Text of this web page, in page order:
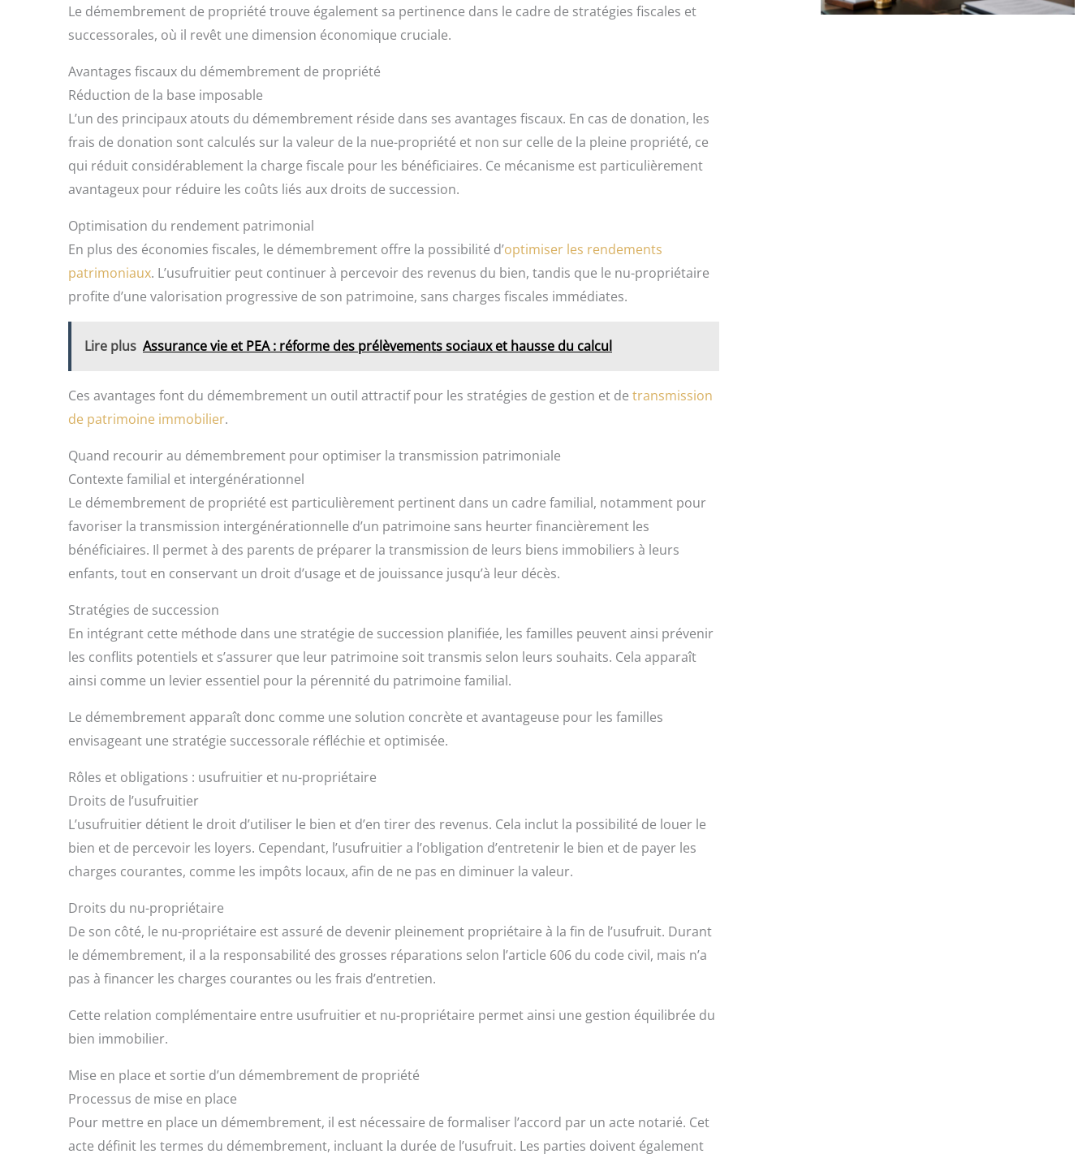
Le démembrement de propriété trouve également sa pertinence dans le cadre de stratégies fiscales et
successorales, où il revêt une dimension économique cruciale.
Avantages fiscaux du démembrement de propriété
Réduction de la base imposable
L’un des principaux atouts du démembrement réside dans ses avantages fiscaux. En cas de donation, les
frais de donation sont calculés sur la valeur de la nue-propriété et non sur celle de la pleine propriété, ce
qui réduit considérablement la charge fiscale pour les bénéficiaires. Ce mécanisme est particulièrement
avantageux pour réduire les coûts liés aux droits de succession.
Optimisation du rendement patrimonial
En plus des économies fiscales, le démembrement offre la possibilité d’optimiser les rendements
patrimoniaux. L’usufruitier peut continuer à percevoir des revenus du bien, tandis que le nu-propriétaire
profite d’une valorisation progressive de son patrimoine, sans charges fiscales immédiates.
Lire plus Assurance vie et PEA : réforme des prélèvements sociaux et hausse du calcul
Ces avantages font du démembrement un outil attractif pour les stratégies de gestion et de transmission
de patrimoine immobilier.
Quand recourir au démembrement pour optimiser la transmission patrimoniale
Contexte familial et intergénérationnel
Le démembrement de propriété est particulièrement pertinent dans un cadre familial, notamment pour
favoriser la transmission intergénérationnelle d’un patrimoine sans heurter financièrement les
bénéficiaires. Il permet à des parents de préparer la transmission de leurs biens immobiliers à leurs
enfants, tout en conservant un droit d’usage et de jouissance jusqu’à leur décès.
Stratégies de succession
En intégrant cette méthode dans une stratégie de succession planifiée, les familles peuvent ainsi prévenir
les conflits potentiels et s’assurer que leur patrimoine soit transmis selon leurs souhaits. Cela apparaît
ainsi comme un levier essentiel pour la pérennité du patrimoine familial.
Le démembrement apparaît donc comme une solution concrète et avantageuse pour les familles
envisageant une stratégie successorale réfléchie et optimisée.
Rôles et obligations : usufruitier et nu-propriétaire
Droits de l’usufruitier
L’usufruitier détient le droit d’utiliser le bien et d’en tirer des revenus. Cela inclut la possibilité de louer le
bien et de percevoir les loyers. Cependant, l’usufruitier a l’obligation d’entretenir le bien et de payer les
charges courantes, comme les impôts locaux, afin de ne pas en diminuer la valeur.
Droits du nu-propriétaire
De son côté, le nu-propriétaire est assuré de devenir pleinement propriétaire à la fin de l’usufruit. Durant
le démembrement, il a la responsabilité des grosses réparations selon l’article 606 du code civil, mais n’a
pas à financer les charges courantes ou les frais d’entretien.
Cette relation complémentaire entre usufruitier et nu-propriétaire permet ainsi une gestion équilibrée du
bien immobilier.
Mise en place et sortie d’un démembrement de propriété
Processus de mise en place
Pour mettre en place un démembrement, il est nécessaire de formaliser l’accord par un acte notarié. Cet
acte définit les termes du démembrement, incluant la durée de l’usufruit. Les parties doivent également